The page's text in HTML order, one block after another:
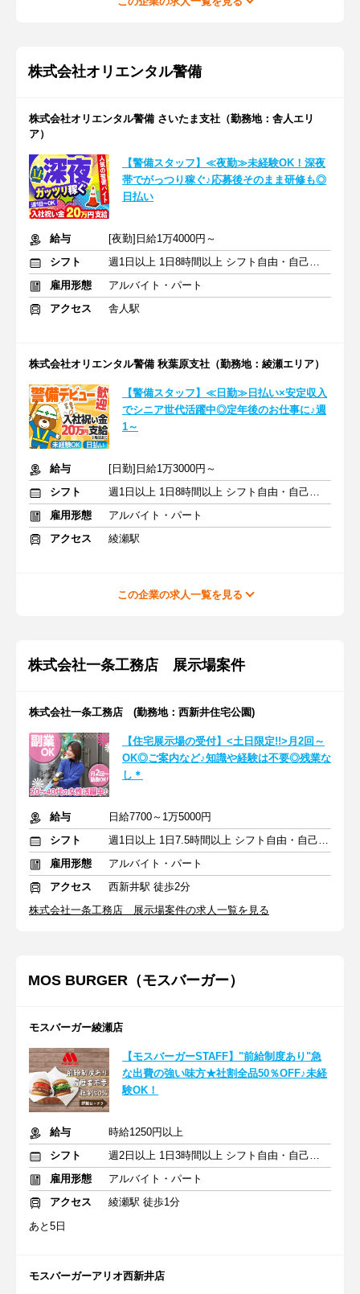
株式会社オリエンタル警備
株式会社オリエンタル警備 さいたま支社（勤務地：舎人エリ
ア）
【警備スタッフ】≪夜勤≫未経験OK！深夜
帯でがっつり稼ぐ♪応募後そのまま研修も◎
日払い
給与
[夜勤]日給1万4000円～
シフト
週1日以上 1日8時間以上 シフト自由・自己申告
雇用形態
アルバイト・パート
アクセス
舎人駅
株式会社オリエンタル警備 秋葉原支社（勤務地：綾瀬エリア）
【警備スタッフ】≪日勤≫日払い×安定収入
でシニア世代活躍中◎定年後のお仕事に♪週
1～
給与
[日勤]日給1万3000円～
シフト
週1日以上 1日8時間以上 シフト自由・自己申告
雇用形態
アルバイト・パート
アクセス
綾瀬駅
この企業の求人一覧を見る
株式会社一条工務店 展示場案件
株式会社一条工務店 (勤務地：西新井住宅公園)
【住宅展示場の受付】<土日限定!!>月2回～
OK◎ご案内など♪知識や経験は不要◎残業な
し＊
給与
日給7700～1万5000円
シフト
週1日以上 1日7.5時間以上 シフト自由・自己申告
雇用形態
アルバイト・パート
アクセス
西新井駅 徒歩2分
株式会社一条工務店 展示場案件の求人一覧を見る
MOS BURGER（モスバーガー）
モスバーガー綾瀬店
【モスバーガーSTAFF】"前給制度あり"急
な出費の強い味方★社割全品50％OFF♪未経
験OK！
給与
時給1250円以上
シフト
週2日以上 1日3時間以上 シフト自由・自己申告
雇用形態
アルバイト・パート
アクセス
綾瀬駅 徒歩1分
あと5日
モスバーガーアリオ西新井店